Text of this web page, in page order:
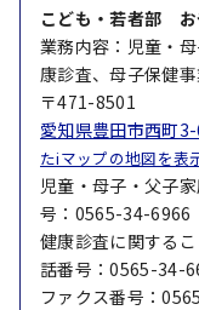
こども・若者部 お
業務内容：児童・
康診査、母子保健
〒471-8501
愛知県豊田市西町
たiマップの地図を表
児童・母子・父子
号：0565-34-6966
健康診査に関する
話番号：0565-34-
ファクス番号：